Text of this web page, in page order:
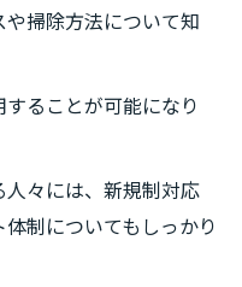
掃除方法について知
ることが可能になり
人々には、新規制対応
制についてもしっかり